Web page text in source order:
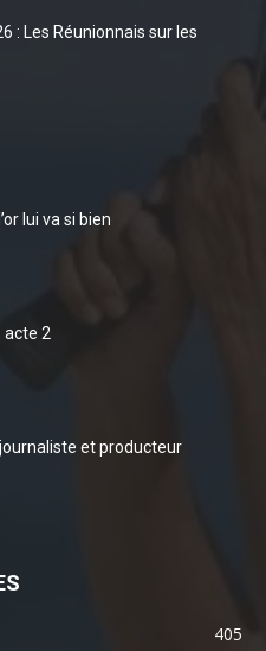
: Les Réunionnais sur les
lui va si bien
acte 2
journaliste et producteur
405